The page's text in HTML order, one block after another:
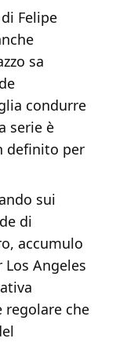
Felipe
sa
condurre
serie è
definito per
sui
di
accumulo
Angeles
regolare che